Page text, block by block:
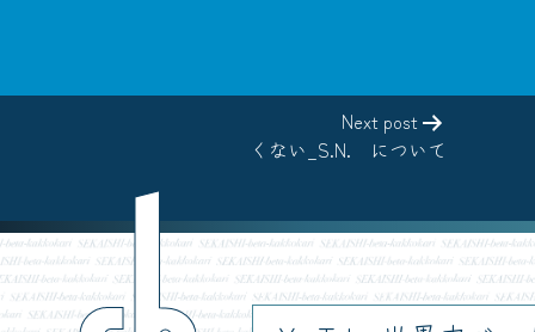
Next post
くない_S.N. について